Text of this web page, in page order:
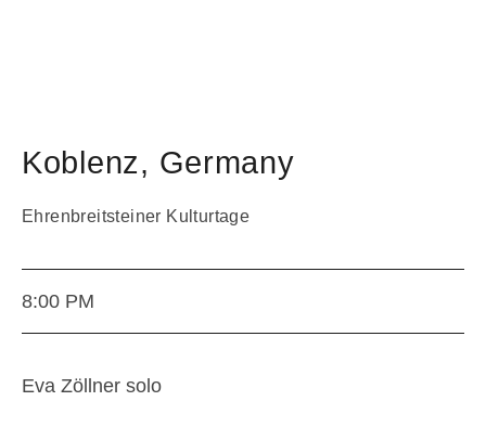
Koblenz, Germany
Ehrenbreitsteiner Kulturtage
8:00 PM
Eva Zöllner solo